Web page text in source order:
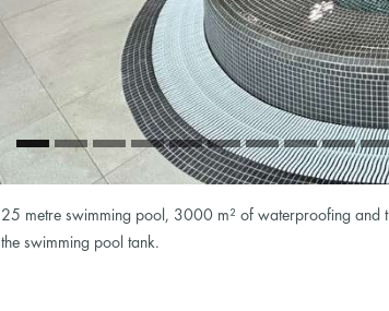
25 metre swimming pool, 3000 m² of waterproofing and
the swimming pool tank.